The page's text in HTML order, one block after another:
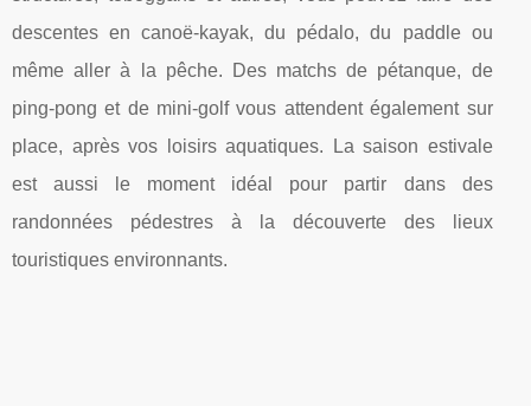
descentes en canoë-kayak, du pédalo, du paddle ou
même aller à la pêche. Des matchs de pétanque, de
ping-pong et de mini-golf vous attendent également sur
place, après vos loisirs aquatiques. La saison estivale
est aussi le moment idéal pour partir dans des
randonnées pédestres à la découverte des lieux
touristiques environnants.